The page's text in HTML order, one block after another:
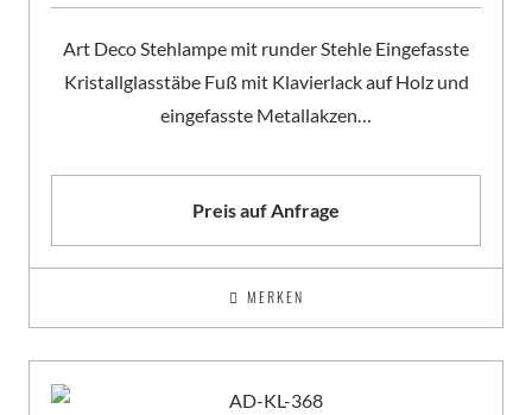
Art Deco Stehlampe mit runder Stehle Eingefasste
Kristallglasstäbe Fuß mit Klavierlack auf Holz und
eingefasste Metallakzen…
Preis auf Anfrage
MERKEN